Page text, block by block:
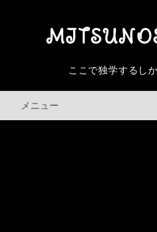
ここで独学するし
メニュー